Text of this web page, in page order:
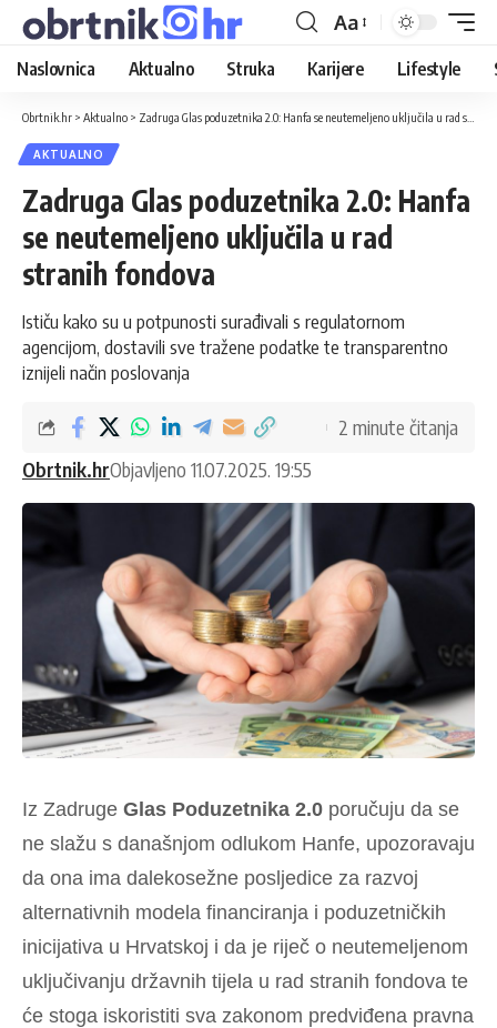
Aa
Naslovnica Aktualno Struka Karijere Lifestyle
Obrtnik.hr > Aktualno > Zadruga Glas poduzetnika 2.0: Hanfa se neutemeljeno uključila u rad stranih fondova
AKTUALNO
Zadruga Glas poduzetnika 2.0: Hanfa
se neutemeljeno uključila u rad
stranih fondova
Ističu kako su u potpunosti surađivali s regulatornom
agencijom, dostavili sve tražene podatke te transparentno
iznijeli način poslovanja
Obrtnik.hrObjavljeno 11.07.2025. 19:55
2 minute čitanja
Iz Zadruge Glas Poduzetnika 2.0 poručuju da se
ne slažu s današnjom odlukom Hanfe, upozoravaju
da ona ima dalekosežne posljedice za razvoj
alternativnih modela financiranja i poduzetničkih
inicijativa u Hrvatskoj i da je riječ o neutemeljenom
uključivanju državnih tijela u rad stranih fondova te
će stoga iskoristiti sva zakonom predviđena pravna